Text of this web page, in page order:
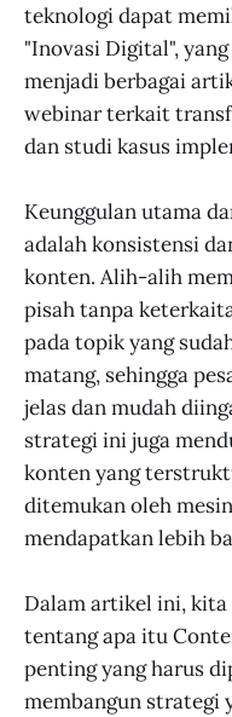
teknologi dapat
"Inovasi Digital",
menjadi berbagai
webinar terkait
dan studi kasus
Keunggulan utama
adalah konsistensi
konten. Alih-alih
pisah tanpa
pada topik yang
matang, sehingga
jelas dan mudah
strategi ini juga
konten yang
ditemukan oleh
mendapatkan lebih
Dalam artikel ini, kita
tentang apa itu
penting yang harus
membangun strategi